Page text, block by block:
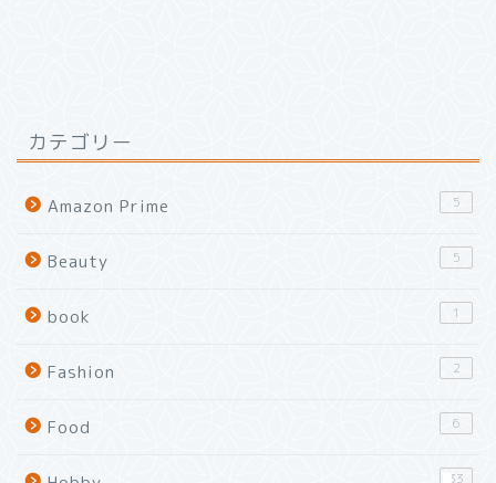
カテゴリー
Amazon Prime 5
Beauty 5
book 1
Fashion 2
Food 6
33